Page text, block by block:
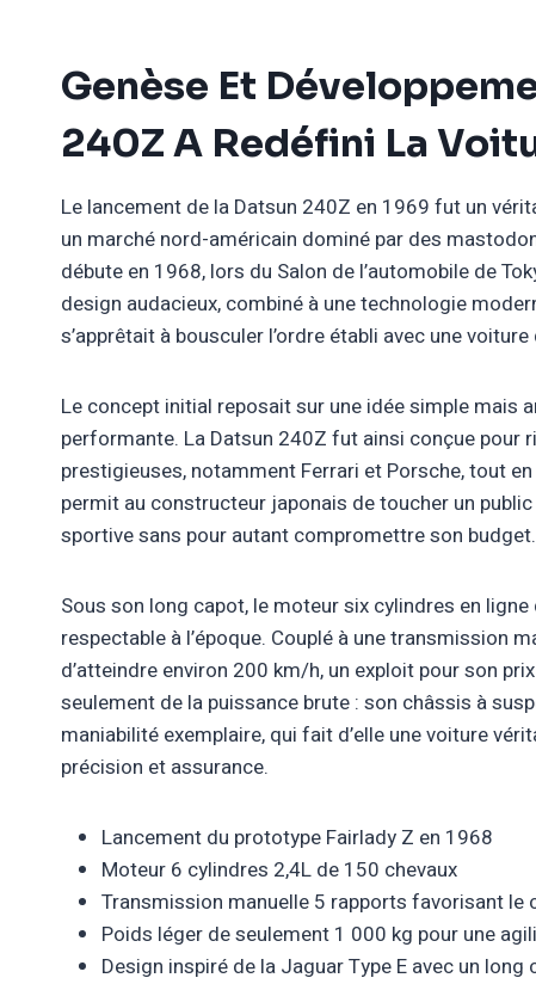
Genèse Et
240Z A Redéfini La
Le lancement de la Datsun 240Z en 1969 fut un
un marché nord-américain dominé par des
débute en 1968, lors du Salon de l’automobile de
design audacieux, combiné à une technologie
s’apprêtait à bousculer l’ordre établi avec une
Le concept initial reposait sur une idée simple mais
performante. La Datsun 240Z fut ainsi conçue pour
prestigieuses, notamment Ferrari et Porsche, tout
permit au constructeur japonais de toucher un
sportive sans pour autant compromettre son budget.
Sous son long capot, le moteur six cylindres en
respectable à l’époque. Couplé à une transmission
d’atteindre environ 200 km/h, un exploit pour son
seulement de la puissance brute : son châssis à
maniabilité exemplaire, qui fait d’elle une voiture
précision et assurance.
Lancement du prototype Fairlady Z en 1968
Moteur 6 cylindres 2,4L de 150 chevaux
Transmission manuelle 5 rapports favorisant le
Poids léger de seulement 1 000 kg pour une
Design inspiré de la Jaguar Type E avec un long